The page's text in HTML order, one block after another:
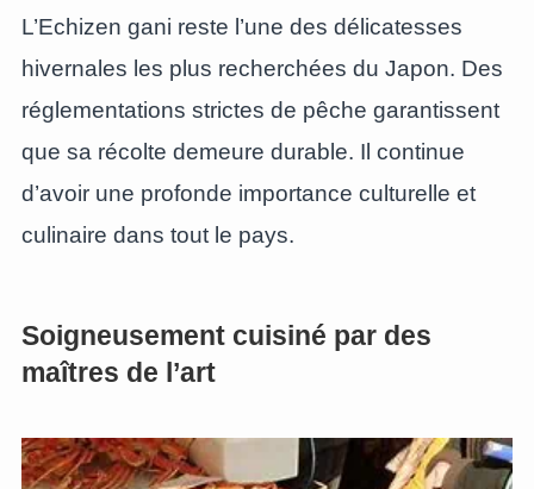
L’Echizen gani reste l’une des délicatesses
hivernales les plus recherchées du Japon. Des
réglementations strictes de pêche garantissent
que sa récolte demeure durable. Il continue
d’avoir une profonde importance culturelle et
culinaire dans tout le pays.
Soigneusement cuisiné par des
maîtres de l’art